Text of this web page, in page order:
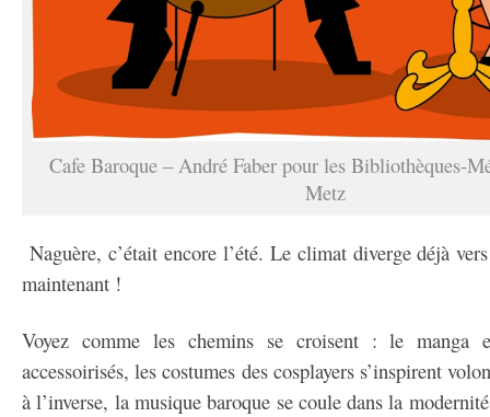
Cafe Baroque – André Faber pour les Bibliothèques-
Metz
Naguère, c’était encore l’été. Le climat diverge déjà
maintenant !
Voyez comme les chemins se croisent : le manga
accessoirisés, les costumes des cosplayers s’inspirent
à l’inverse, la musique baroque se coule dans la